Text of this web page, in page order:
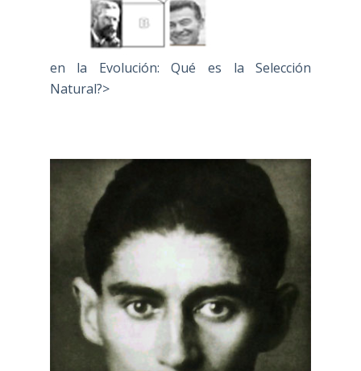
en la Evolución: Qué es la Selección
Natural?>